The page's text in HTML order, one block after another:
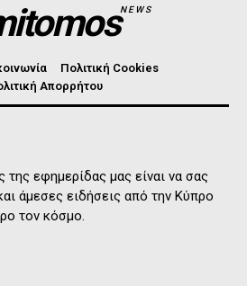
NEWS
Πολιτική Cookies
Απορρήτου
εφημερίδας μας είναι να σας
άμεσες ειδήσεις από την Κύπρο
τον κόσμο.